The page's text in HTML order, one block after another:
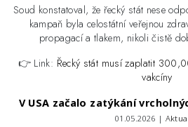
Soud konstatoval, že řecký stát nese
kampaň byla celostátní veřejnou
propagací a tlakem, nikoli čistě
👉 Link: Řecký stát musí zaplatit
vakcíny
V USA začalo zatýkání
01.05.2026 |